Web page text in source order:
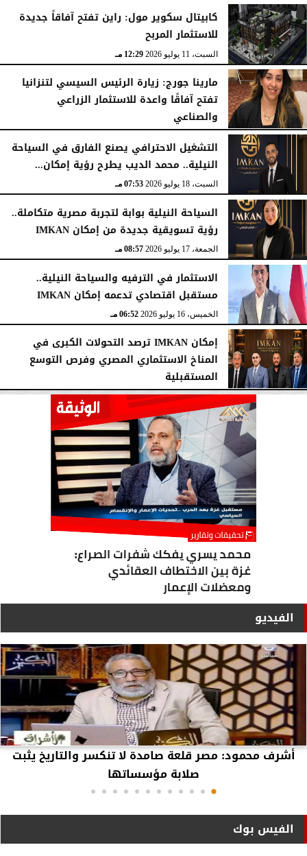
الثلاثاء، 21 يوليو 2026 04:19 مـ
كابيتال سكوير مول: راين تفتح آفاقاً جديدة
للاستثمار المربح
السبت، 11 يوليو 2026 12:29 مـ
مارينا جورج: زيارة الرئيس السيسي لتنزانيا
تفتح آفاقًا واعدة للاستثمار الزراعي
والصناعي
الأحد، 19 يوليو 2026 06:54 مـ
التشغيل الاحترافي يصنع الفارق في السياحة
النيلية.. محمد الديب يطرح رؤية إمكان...
السبت، 18 يوليو 2026 07:53 مـ
السياحة النيلية بوابة لتجربة مصرية متكاملة..
رؤية تسويقية جديدة من إمكان IMKAN
الجمعة، 17 يوليو 2026 08:57 مـ
الاستثمار في الترفيه والسياحة النيلية..
مستقبل اقتصادي تدعمه إمكان IMKAN
الخميس، 16 يوليو 2026 06:52 مـ
إمكان IMKAN ترصد التحولات الكبرى في
المناخ الاستثماري المصري وفرص التوسع
المستقبلية
الإثنين، 13 يوليو 2026 09:48 مـ
الفيديو
أشرف محمود: مصر قلعة صامدة لا تنكسر والتاريخ يثبت
صلابة مؤسساتها
الفيس بوك